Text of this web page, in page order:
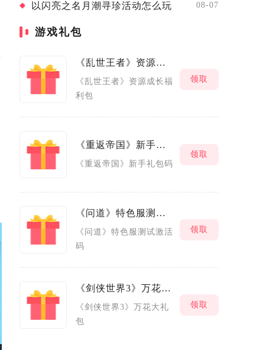
以闪亮之名月潮寻珍活动怎么玩 08-07
游戏礼包
《乱世王者》资源成长福利包
《乱世王者》资源成长福
利包
领取
《重返帝国》新手礼包码
《重返帝国》新手礼包码
领取
《问道》特色服测试激活码
《问道》特色服测试激活
码
领取
《剑侠世界3》万花大礼包
《剑侠世界3》万花大礼
包
领取